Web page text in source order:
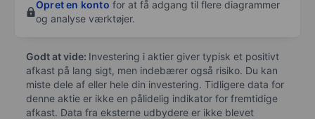
Opret en konto for at få adgang til flere diagrammer
og analyse værktøjer.
Godt at vide: Investering i aktier giver typisk et positivt
afkast på lang sigt, men indebærer også risiko. Du kan
miste dele af eller hele din investering. Tidligere data for
denne aktie er ikke en pålidelig indikator for fremtidige
afkast. Data fra eksterne udbydere er ikke blevet